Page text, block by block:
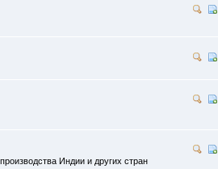
Индии и других стран